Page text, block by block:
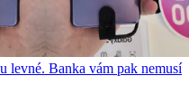
levné. Banka vám pak nemusí